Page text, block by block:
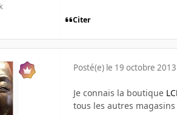
Citer
Posté(e) le 19 octobre 2013
Je connais la boutique
tous les autres